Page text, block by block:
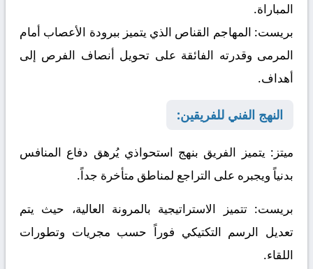
المباراة.
بريست: المهاجم القناص الذي يتميز ببرودة الأعصاب أمام
المرمى وقدرته الفائقة على تحويل أنصاف الفرص إلى
أهداف.
النهج الفني للفريقين:
ميتز : يتميز الفريق بنهج استحواذي يُرهق دفاع المنافس
بدنياً ويجبره على التراجع لمناطق متأخرة جداً.
بريست: تتميز الاستراتيجية بالمرونة العالية، حيث يتم
تعديل الرسم التكتيكي فوراً حسب مجريات وتطورات
اللقاء.